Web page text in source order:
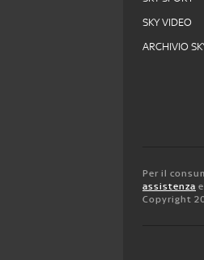
SKY VIDEO
ARCHIVIO
Per il
assistenza e
Copyright